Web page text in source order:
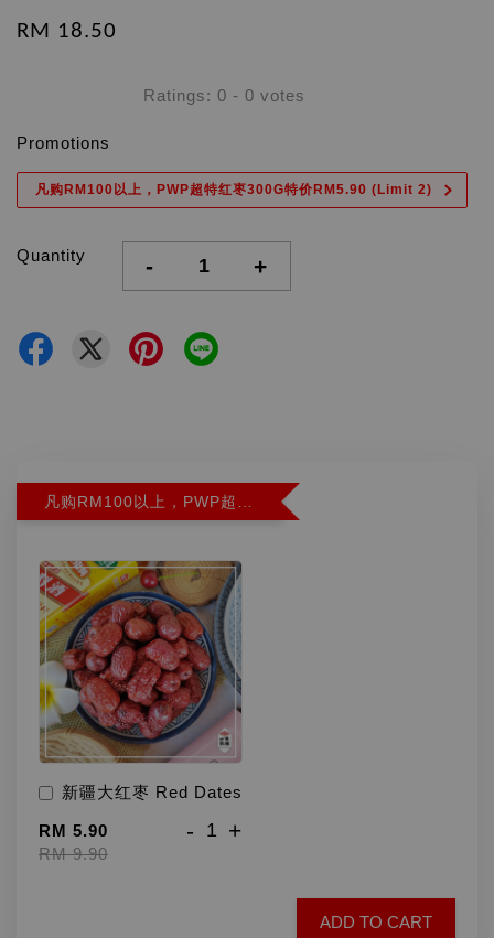
RM 18.50
Ratings: 0 - 0 votes
Promotions
凡购RM100以上，PWP超特红枣300G特价RM5.90 (Limit 2)
Quantity - +
新疆大红枣 Red Dates
RM 5.90
RM 9.90
- +
ADD TO CART